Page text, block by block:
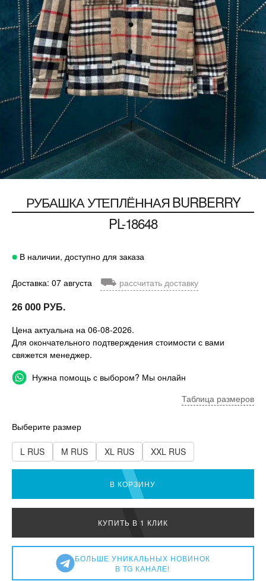
РУБАШКА УТЕПЛЁННАЯBURBERRY
PL-18648
В наличии, доступно для заказа
Доставка: 07 августа ⛟ рассчитать доставку
26 000 РУБ.
Цена актуальна на 06-08-2026.
Для окончательного подтверждения стоимости с вами
свяжется менеджер.
Нужна помощь с выбором? Мы онлайн
Таблица размеров
Выберите размер
L RUS M RUS XL RUS XXL RUS
В КОРЗИНУ
КУПИТЬ В 1 КЛИК
БОЛЬШЕ УНИКАЛЬНЫХ НОВИНОК
В TG КАНАЛЕ!